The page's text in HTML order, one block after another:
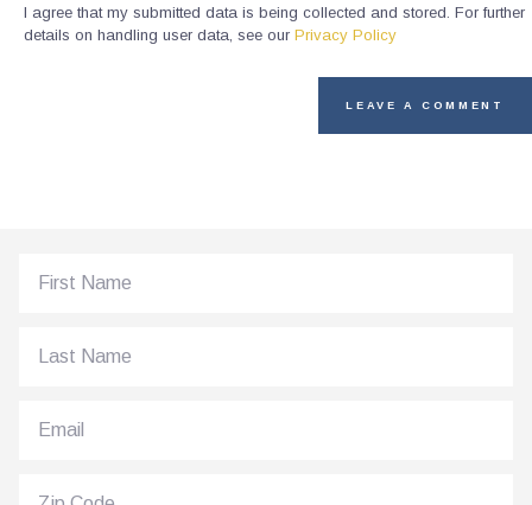
I agree that my submitted data is being collected and stored. For further
details on handling user data, see our Privacy Policy